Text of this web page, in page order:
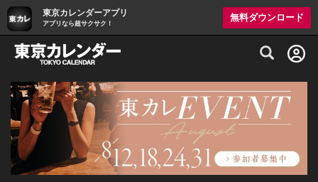
東京カレンダーアプリ
アプリなら超サクサク！
無料ダウンロード
グルメ情報・プレミアムレストラン予約